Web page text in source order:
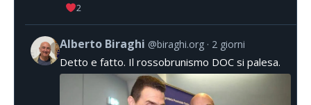
2
Alberto Biraghi @biraghi.org 2 giorni
Detto e fatto. Il rossobrunismo DOC si palesa.